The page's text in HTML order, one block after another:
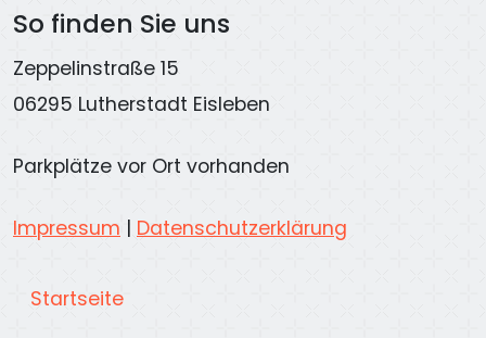
So finden Sie uns
Zeppelinstraße 15
06295 Lutherstadt Eisleben
Parkplätze vor Ort vorhanden
Impressum | Datenschutzerklärung
Startseite